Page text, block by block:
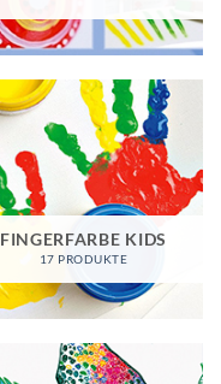
FINGERFARBE KIDS
17 PRODUKTE